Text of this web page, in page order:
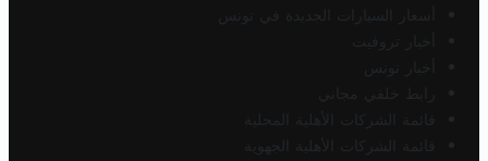
أسعار السيارات الجديدة في تونس
أخبار تروفيت
أخبار تونس
رابط خلفي مجاني
قائمة الشركات الأهلية المحلية
قائمة الشركات الأهلية الجهوية